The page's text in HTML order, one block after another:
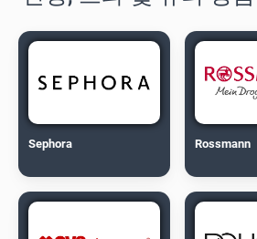
Sephora Rossmann